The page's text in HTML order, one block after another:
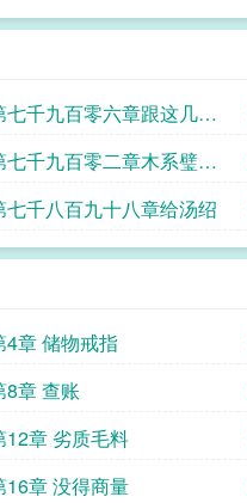
七千九百零六章跟这几个
材不熟
七千九百零二章木系璧翡
七千八百九十八章给汤绍
4章 储物戒指
8章 查账
12章 劣质毛料
16章 没得商量